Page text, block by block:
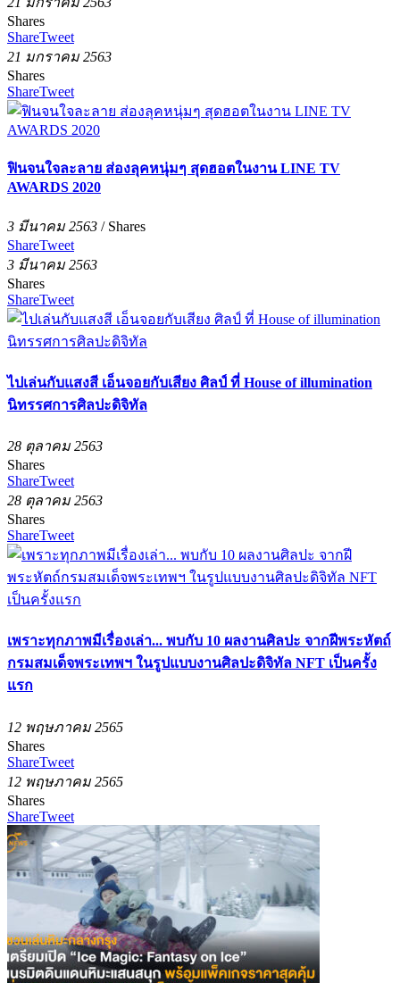
Shares
ShareTweet
21 มกราคม 2563
Shares
ShareTweet
ฟินจนใจละลาย ส่องลุคหนุ่มๆ สุดฮอตในงาน LINE TV
AWARDS 2020
3 มีนาคม 2563 / Shares
ShareTweet
3 มีนาคม 2563
Shares
ShareTweet
ไปเล่นกับแสงสี เอ็นจอยกับเสียง ศิลป์ ที่ House of illumination
นิทรรศการศิลปะดิจิทัล
28 ตุลาคม 2563
Shares
ShareTweet
28 ตุลาคม 2563
Shares
ShareTweet
เพราะทุกภาพมีเรื่องเล่า... พบกับ 10 ผลงานศิลปะ จากฝีพระหัตถ์
กรมสมเด็จพระเทพฯ ในรูปแบบงานศิลปะดิจิทัล NFT เป็นครั้ง
แรก
12 พฤษภาคม 2565
Shares
ShareTweet
12 พฤษภาคม 2565
Shares
ShareTweet